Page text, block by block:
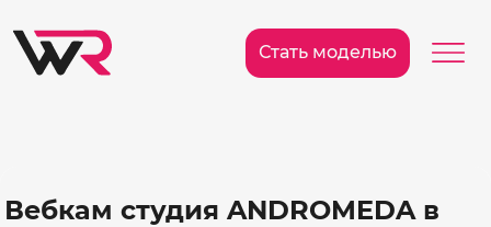
Стать моделью
Вебкам студия ANDROMEDA в